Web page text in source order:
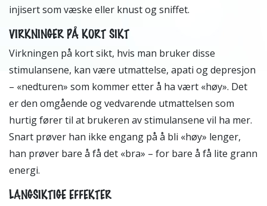
injisert som væske eller knust og sniffet.
VIRKNINGER PÅ KORT SIKT
Virkningen på kort sikt, hvis man bruker disse
stimulansene, kan være utmattelse, apati og depresjon
– «nedturen» som kommer etter å ha vært «høy». Det
er den omgående og vedvarende utmattelsen som
hurtig fører til at brukeren av stimulansene vil ha mer.
Snart prøver han ikke engang på å bli «høy» lenger,
han prøver bare å få det «bra» – for bare å få lite grann
energi.
LANGSIKTIGE EFFEKTER